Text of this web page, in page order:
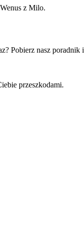
z Milo.
Pobierz nasz
przeszkodami.